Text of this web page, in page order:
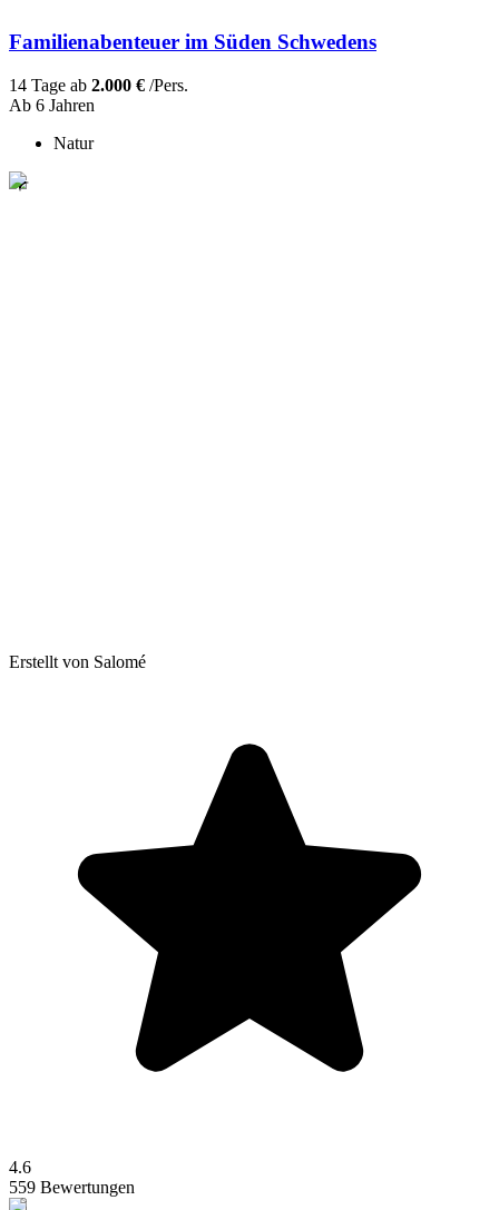
Familienabenteuer im Süden Schwedens
14 Tage ab 2.000 € /Pers.
Ab 6 Jahren
Natur
Erstellt von Salomé
4.6
559 Bewertungen